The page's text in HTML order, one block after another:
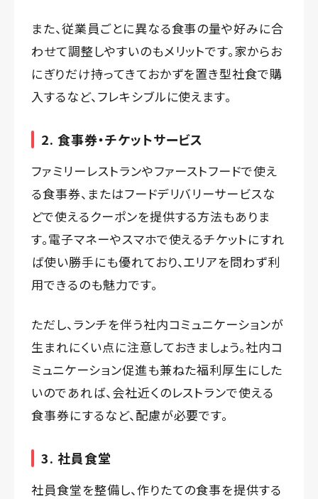
また、従業員ごとに異なる食事の量や好みに合
わせて調整しやすいのもメリットです。家からお
にぎりだけ持ってきておかずを置き型社食で購
入するなど、フレキシブルに使えます。
2. 食事券・チケットサービス
ファミリーレストランやファーストフードで使え
る食事券、またはフードデリバリーサービスな
どで使えるクーポンを提供する方法もありま
す。電子マネーやスマホで使えるチケットにすれ
ば使い勝手にも優れており、エリアを問わず利
用できるのも魅力です。
ただし、ランチを伴う社内コミュニケーションが
生まれにくい点に注意しておきましょう。社内コ
ミュニケーション促進も兼ねた福利厚生にした
いのであれば、会社近くのレストランで使える
食事券にするなど、配慮が必要です。
3. 社員食堂
社員食堂を整備し、作りたての食事を提供する